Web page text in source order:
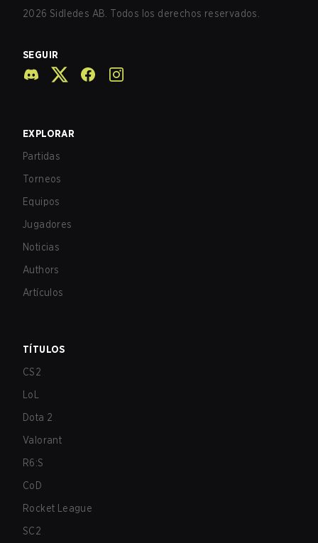
2026 Sidledes AB. Todos los derechos reservados.
SEGUIR
EXPLORAR
Partidas
Torneos
Equipos
Jugadores
Noticias
Authors
Artículos
TÍTULOS
CS2
LoL
Dota 2
Valorant
R6:S
CoD
Rocket League
SC2